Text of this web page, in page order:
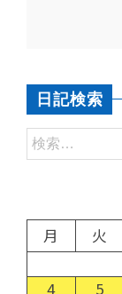
日記検索
月
火
4
5